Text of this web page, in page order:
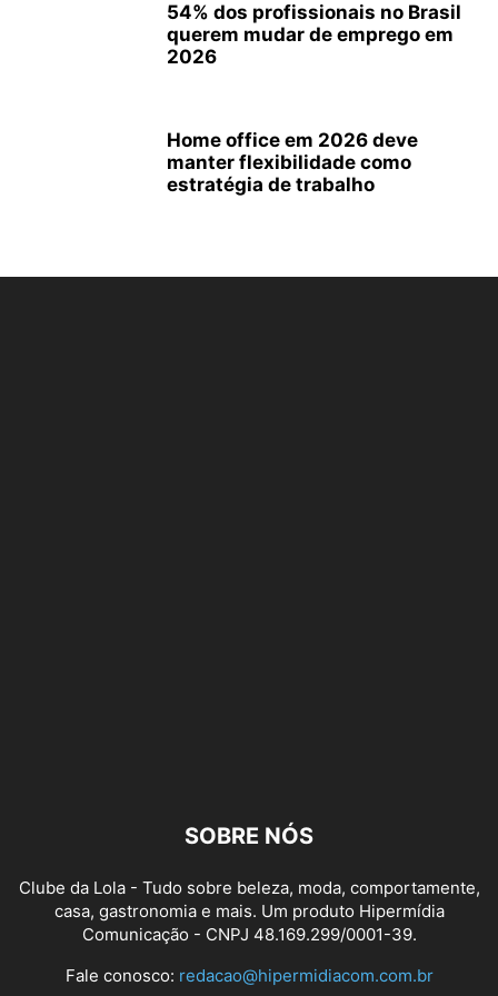
54% dos profissionais no Brasil
querem mudar de emprego em
2026
Home office em 2026 deve
manter flexibilidade como
estratégia de trabalho
SOBRE NÓS
Clube da Lola - Tudo sobre beleza, moda, comportamente,
casa, gastronomia e mais. Um produto Hipermídia
Comunicação - CNPJ 48.169.299/0001-39.
Fale conosco: redacao@hipermidiacom.com.br